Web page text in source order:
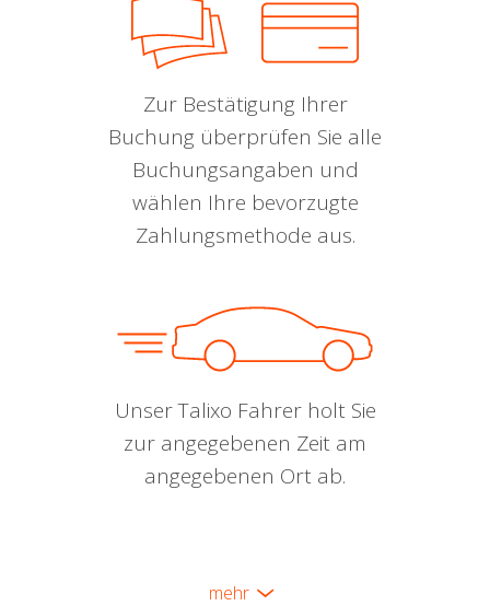
Zur Bestätigung Ihrer
Buchung überprüfen Sie alle
Buchungsangaben und
wählen Ihre bevorzugte
Zahlungsmethode aus.
Unser Talixo Fahrer holt Sie
zur angegebenen Zeit am
angegebenen Ort ab.
mehr